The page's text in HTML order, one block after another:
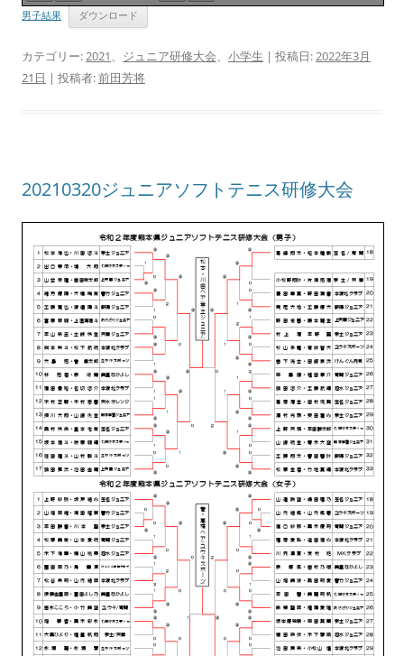
男子結果 ダウンロード
カテゴリー:2021、 ジュニア研修大会、 小学生 | 投稿日:2022年3月
21日 | 投稿者:前田芳将
20210320ジュニアソフトテニス研修大会